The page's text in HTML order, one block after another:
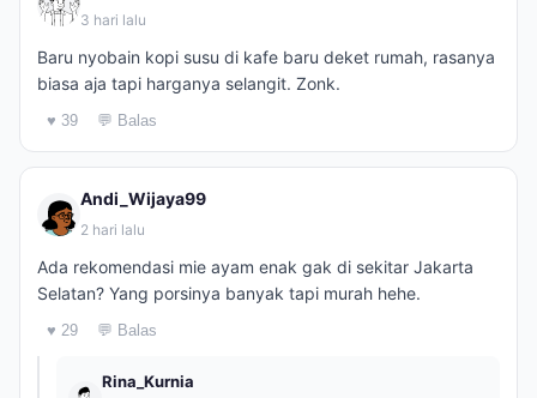
3 hari lalu
Baru nyobain kopi susu di kafe baru deket rumah, rasanya
biasa aja tapi harganya selangit. Zonk.
♥ 39 💬 Balas
Andi_Wijaya99
2 hari lalu
Ada rekomendasi mie ayam enak gak di sekitar Jakarta
Selatan? Yang porsinya banyak tapi murah hehe.
♥ 29 💬 Balas
Rina_Kurnia